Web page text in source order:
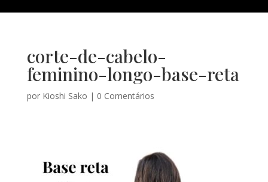
corte-de-cabelo-
feminino-longo-base-reta
por Kioshi Sako | 0 Comentários